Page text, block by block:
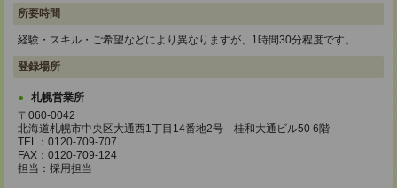
所要時間
経験・スキル・ご希望などにより異なりますが、1時間30分程度です。
登録場所
札幌営業所
〒060-0042
北海道札幌市中央区大通西1丁目14番地2号 桂和大通ビル50 6階
TEL：0120-709-707
FAX：0120-709-124
担当：採用担当